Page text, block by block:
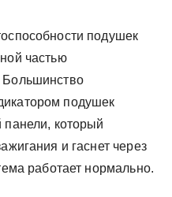
подушек
частью
Большинство
подушек
панели, который
и гаснет через
работает нормально.